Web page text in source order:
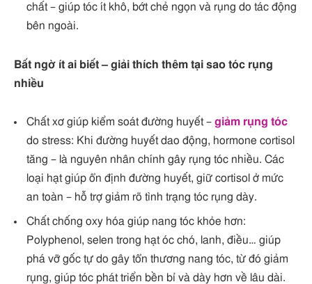
chất – giúp tóc ít khô, bớt chẻ ngọn và rụng do tác động
bên ngoài.
Bất ngờ ít ai biết – giải thích thêm tại sao tóc rụng
nhiều
Chất xơ giúp kiểm soát đường huyết – giảm rụng tóc
do stress: Khi đường huyết dao động, hormone cortisol
tăng – là nguyên nhân chính gây rụng tóc nhiều. Các
loại hạt giúp ổn định đường huyết, giữ cortisol ở mức
an toàn – hỗ trợ giảm rõ tình trạng tóc rụng dày.
Chất chống oxy hóa giúp nang tóc khỏe hơn:
Polyphenol, selen trong hạt óc chó, lanh, điều… giúp
phá vỡ gốc tự do gây tổn thương nang tóc, từ đó giảm
rụng, giúp tóc phát triển bền bỉ và dày hơn về lâu dài.